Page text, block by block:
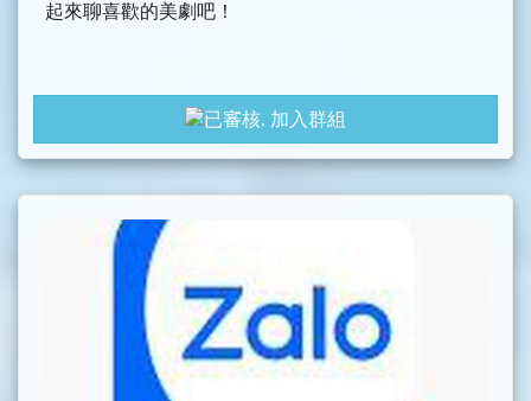
起來聊喜歡的美劇吧！
加入群組